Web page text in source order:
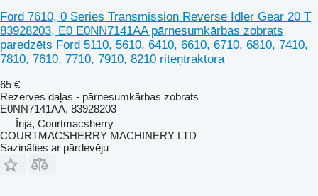
Ford 7610, 0 Series Transmission Reverse Idler Gear 20 T
83928203, E0 E0NN7141AA pārnesumkārbas zobrats
paredzēts Ford 5110, 5610, 6410, 6610, 6710, 6810, 7410,
7810, 7610, 7710, 7910, 8210 riteņtraktora
65 €
Rezerves daļas - pārnesumkārbas zobrats
E0NN7141AA, 83928203
Īrija, Courtmacsherry
COURTMACSHERRY MACHINERY LTD
Sazināties ar pārdevēju